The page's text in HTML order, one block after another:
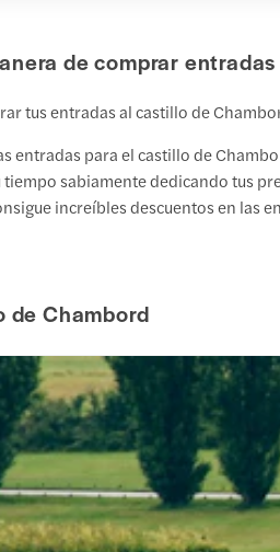
de comprar
tus entradas al castillo de
entradas para el castillo de
tiempo sabiamente dedicando tus
increíbles descuentos en las
de Chambord